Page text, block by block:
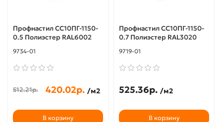
Профнастил СС10ПГ-1150-
0.5 Полиэстер RAL6002
9734-01
512.21р. 420.02р. /м2
В корзину
Профнастил СС10ПГ-1150-
0.7 Полиэстер RAL3020
9719-01
525.36р. /м2
В корзину